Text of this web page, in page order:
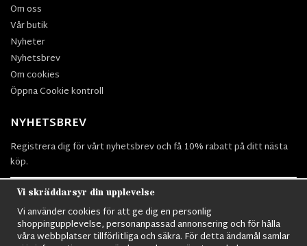
Om oss
Vår butik
Nyheter
Nyhetsbrev
Om cookies
Öppna Cookie kontroll
NYHETSBREV
Registrera dig för vårt nyhetsbrev och få 10% rabatt på ditt nästa
köp.
Prenumerera
Vi skräddarsyr din upplevelse
Vi använder cookies för att ge dig en personlig
shoppingupplevelse, personanpassad annonsering och för hålla
våra webbplatser tillförlitliga och säkra. För detta ändamål samlar